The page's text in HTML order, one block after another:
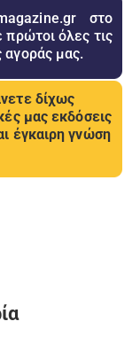
στο
όλες τις
αγοράς μας.
δίχως
μας εκδόσεις
έγκαιρη γνώση